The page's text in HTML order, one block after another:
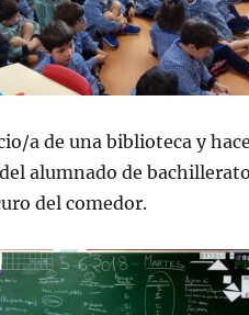
a de una biblioteca y
alumnado de
del comedor.